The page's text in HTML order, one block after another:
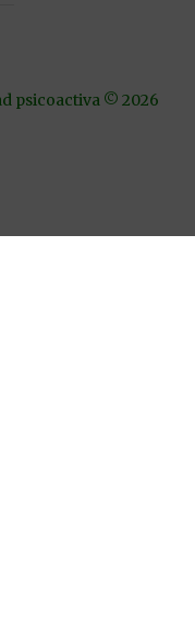
psicoactiva © 2026